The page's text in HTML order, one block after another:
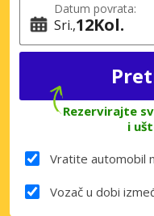
Datum povrata:
Sri. 12Kol.
Rezervirajte
i
Vratite automobil
Vozač u dobi